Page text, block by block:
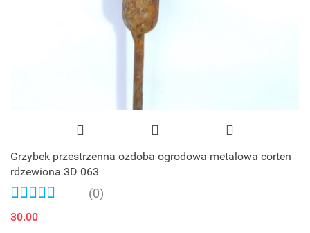
Grzybek przestrzenna ozdoba ogrodowa metalowa corten
rdzewiona 3D 063
(0)
30.00